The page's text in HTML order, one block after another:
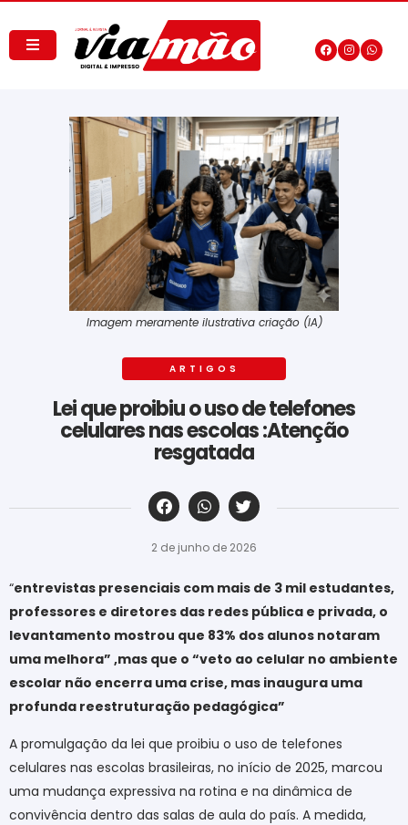
Imagem meramente ilustrativa criação (IA)
ARTIGOS
Lei que proibiu o uso de telefones
celulares nas escolas :Atenção
resgatada
‎ ‎ ‎ ‎ ‎ ‎ ‎ ‎ ‎ ‎ ‎ ‎ ‎ ‎ ‎ ‎ ‎ ‎ ‎ ‎ ‎ ‎ ‎ ‎ ‎ ‎ ‎ ‎ ‎ ‎ ‎
2 de junho de 2026
“entrevistas presenciais com mais de 3 mil estudantes,
professores e diretores das redes pública e privada, o
levantamento mostrou que 83% dos alunos notaram
uma melhora” ,mas que o “veto ao celular no ambiente
escolar não encerra uma crise, mas inaugura uma
profunda reestruturação pedagógica”
A promulgação da lei que proibiu o uso de telefones
celulares nas escolas brasileiras, no início de 2025, marcou
uma mudança expressiva na rotina e na dinâmica de
convivência dentro das salas de aula do país. A medida,